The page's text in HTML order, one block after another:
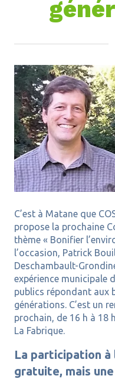
C’est à Matane que
propose la prochaine
thème « Bonifier
l’occasion, Patrick
Deschambault-
expérience municipale
publics répondant aux
générations. C’est un
prochain, de 16 h à 18
La Fabrique.
La participation
gratuite, mais